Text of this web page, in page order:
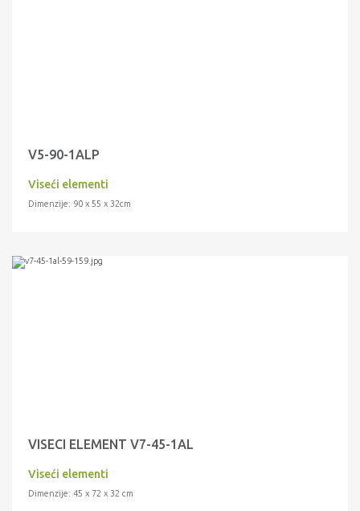
V5-90-1ALP
Viseći elementi
Dimenzije: 90 x 55 x 32cm
VISECI ELEMENT V7-45-1AL
Viseći elementi
Dimenzije: 45 x 72 x 32 cm